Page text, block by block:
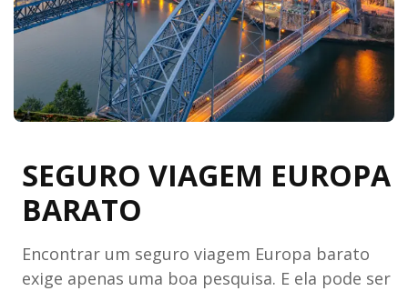
SEGURO VIAGEM EUROPA
BARATO
Encontrar um seguro viagem Europa barato
exige apenas uma boa pesquisa. E ela pode ser